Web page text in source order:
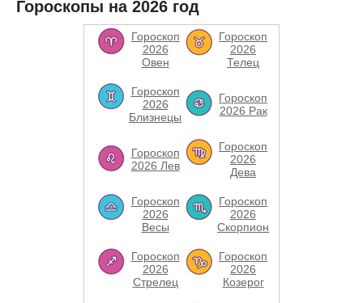
Гороскопы на 2026 год
Гороскоп
2026
Овен
Гороскоп
2026
Телец
Гороскоп
2026
Близнецы
Гороскоп
2026 Рак
Гороскоп
2026 Лев
Гороскоп
2026
Дева
Гороскоп
2026
Весы
Гороскоп
2026
Скорпион
Гороскоп
2026
Стрелец
Гороскоп
2026
Козерог